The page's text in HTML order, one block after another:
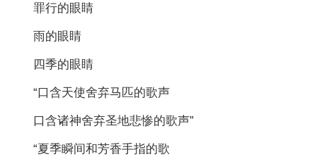
罪行的眼睛
雨的眼睛
四季的眼睛
“口含天使舍弃马匹的歌声
口含诸神舍弃圣地悲惨的歌声”
“夏季瞬间和芳香手指的歌